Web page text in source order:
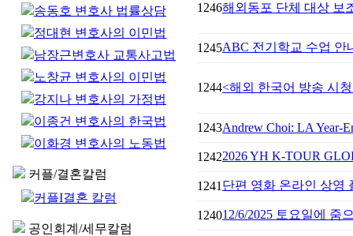
송동호 변호사 법률상담
정대현 변호사의 이민법
남장근변호사 교통사고법
노창균 변호사의 이민법
강지나 변호사의 가정법
이종건 변호사의 한국법
이화경 변호사의 노동법
커플/결혼칼럼
커플I결혼 칼럼
공인회계/세무칼럼
1246해외동포 단체 대상 보
1245ABC 전기학교 수업 안
1244<해외 한국어 방송 시
1243Andrew Choi: LA Year-
12422026 YH K-TOUR
1241 단편 영화 온라인 상영
124012/6/2025 토요일에 줌